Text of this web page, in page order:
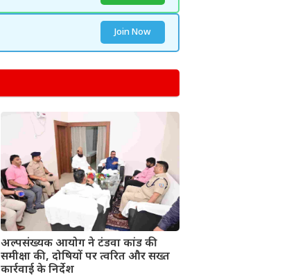
Join Now
अल्पसंख्यक आयोग ने टंडवा कांड की
समीक्षा की, दोषियों पर त्वरित और सख्त
कार्रवाई के निर्देश